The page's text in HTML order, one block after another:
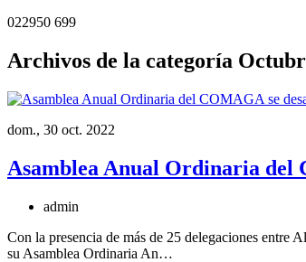
022950 699
Archivos de la categoría
dom., 30 oct. 2022
Asamblea Anual Ordinaria del
admin
Con la presencia de más de 25 delegaciones entre
su Asamblea Ordinaria An…